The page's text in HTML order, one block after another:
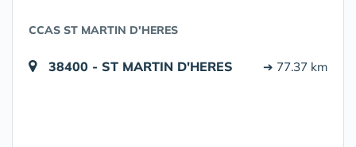
CCAS ST MARTIN D'HERES
38400 - ST MARTIN D'HERES ➔ 77.37 km